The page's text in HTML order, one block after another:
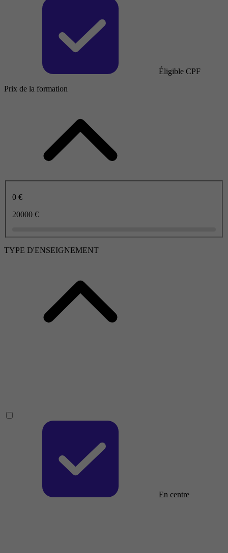
Éligible CPF
Prix de la formation
0 €
20000 €
TYPE D'ENSEIGNEMENT
En centre